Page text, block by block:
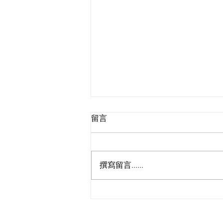
留言
撰寫留言......